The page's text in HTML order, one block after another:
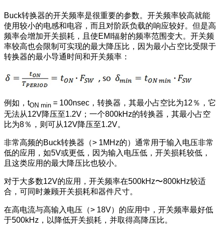
Buck转换器的开关频率是很重要的参数。开关频率较高就能
使用较小的电感和电容，而且对阶跃负载的响应较好。但是高
频率会增加开关损耗，且使EMI辐射的频率范围变大。开关频
率较高也会限制可实现的最大降压比，因为最小占空比受限于
转换器的最小导通时间和开关频率：
例如，tON min = 100nsec，转换器，其最小占空比为12％，它
无法从12V降压至1.2V；一个800kHz的转换器，其最小占空
比为8％，则可从12V降压至1.2V。
非常高频的Buck转换器（> 1MHz的）通常用于输入电压非常
低的应用，如5V或更低，因为输入电压低，开关损耗较低，
且这类应用的最大降压比也较小。
对于大多数12V的应用，开关频率在500kHz〜800kHz较适
合，可同时兼顾开关损耗和器件尺寸。
在高电流与高输入电压（> 18V）的应用中，开关频率最好低
于500kHz，以降低开关损耗，并取得高降压比。